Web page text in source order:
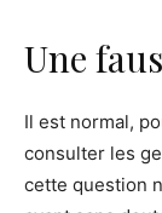
Une
Il est normal,
consulter les
cette question